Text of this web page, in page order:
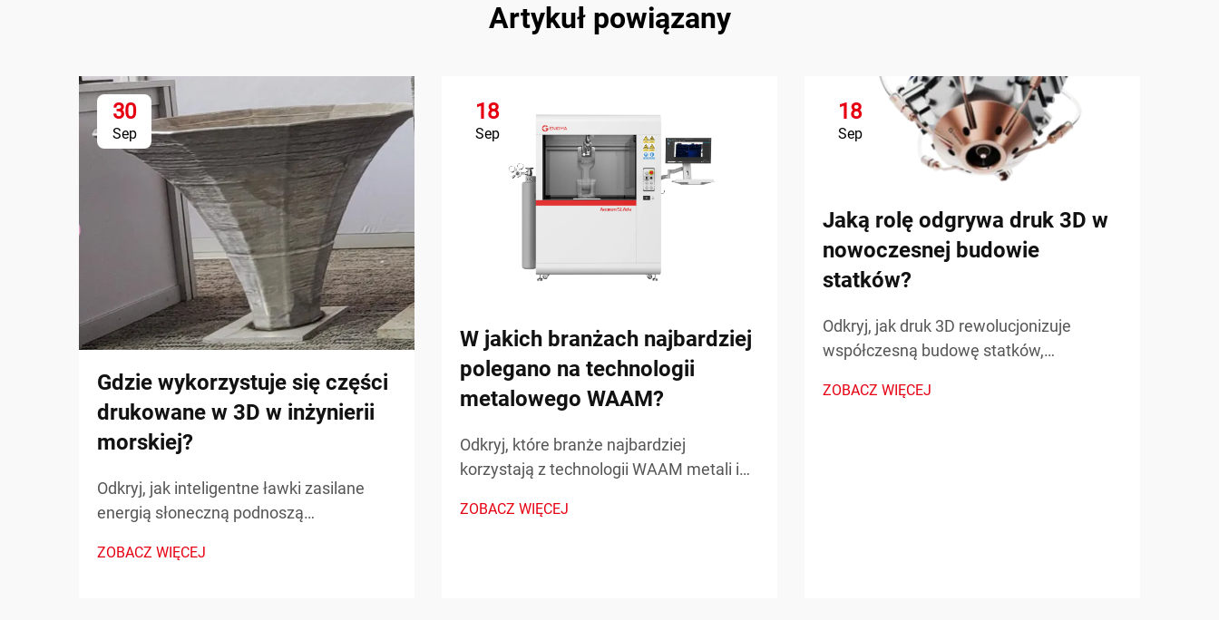
Artykuł powiązany
30
Sep
Gdzie wykorzystuje się części
drukowane w 3D w inżynierii
morskiej?
Odkryj, jak inteligentne ławki zasilane
energią słoneczną podnoszą
odnawialnej poprzez metryki
ZOBACZ WIĘCEJ
18
Sep
W jakich branżach najbardziej
polegano na technologii
metalowego WAAM?
Odkryj, które branże najbardziej
korzystają z technologii WAAM metali i
rzeczywiste zastosowania i zalety.
ZOBACZ WIĘCEJ
18
Sep
Jaką rolę odgrywa druk 3D w
nowoczesnej budowie
statków?
Odkryj, jak druk 3D rewolucjonizuje
współczesną budowę statków,
obniżając koszty i umożliwiając produkcję
ZOBACZ WIĘCEJ